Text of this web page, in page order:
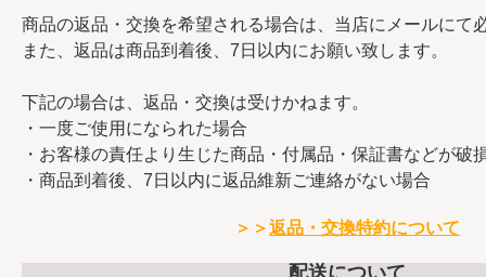
商品の返品・交換を希望される場合は、当店にメールにて
また、返品は商品到着後、7日以内にお願い致します。
下記の場合は、返品・交換は受けかねます。
・一度ご使用になられた場合
・お客様の責任より生じた商品・付属品・保証書などが破
・商品到着後、7日以内に返品維新ご連絡がない場合
＞＞返品・交換特約について
配送について